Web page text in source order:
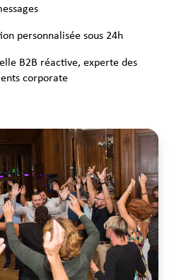
personnalisée sous 24h
B2B réactive, experte des
corporate